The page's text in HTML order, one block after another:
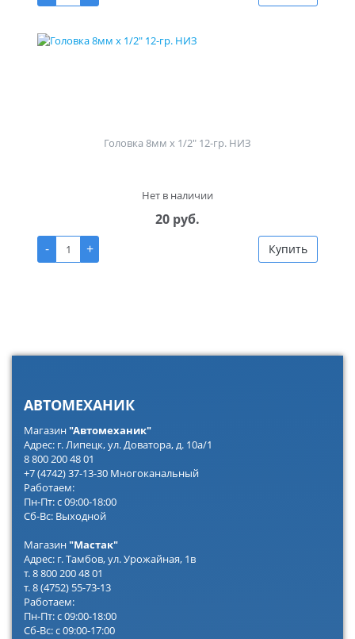
Головка 8мм х 1/2" 12-гр. НИЗ
Нет в наличии
20 руб.
-
+ Купить
АВТОМЕХАНИК
Магазин"Автомеханик"
Адрес: г. Липецк, ул. Доватора, д. 10а/1
8 800 200 48 01
+7 (4742) 37-13-30 Многоканальный
Работаем:
Пн-Пт: с 09:00-18:00
Сб-Вс: Выходной
Магазин"Мастак"
Адрес: г. Тамбов, ул. Урожайная, 1в
т. 8 800 200 48 01
т. 8 (4752) 55-73-13
Работаем:
Пн-Пт: с 09:00-18:00
Сб-Вс: с 09:00-17:00